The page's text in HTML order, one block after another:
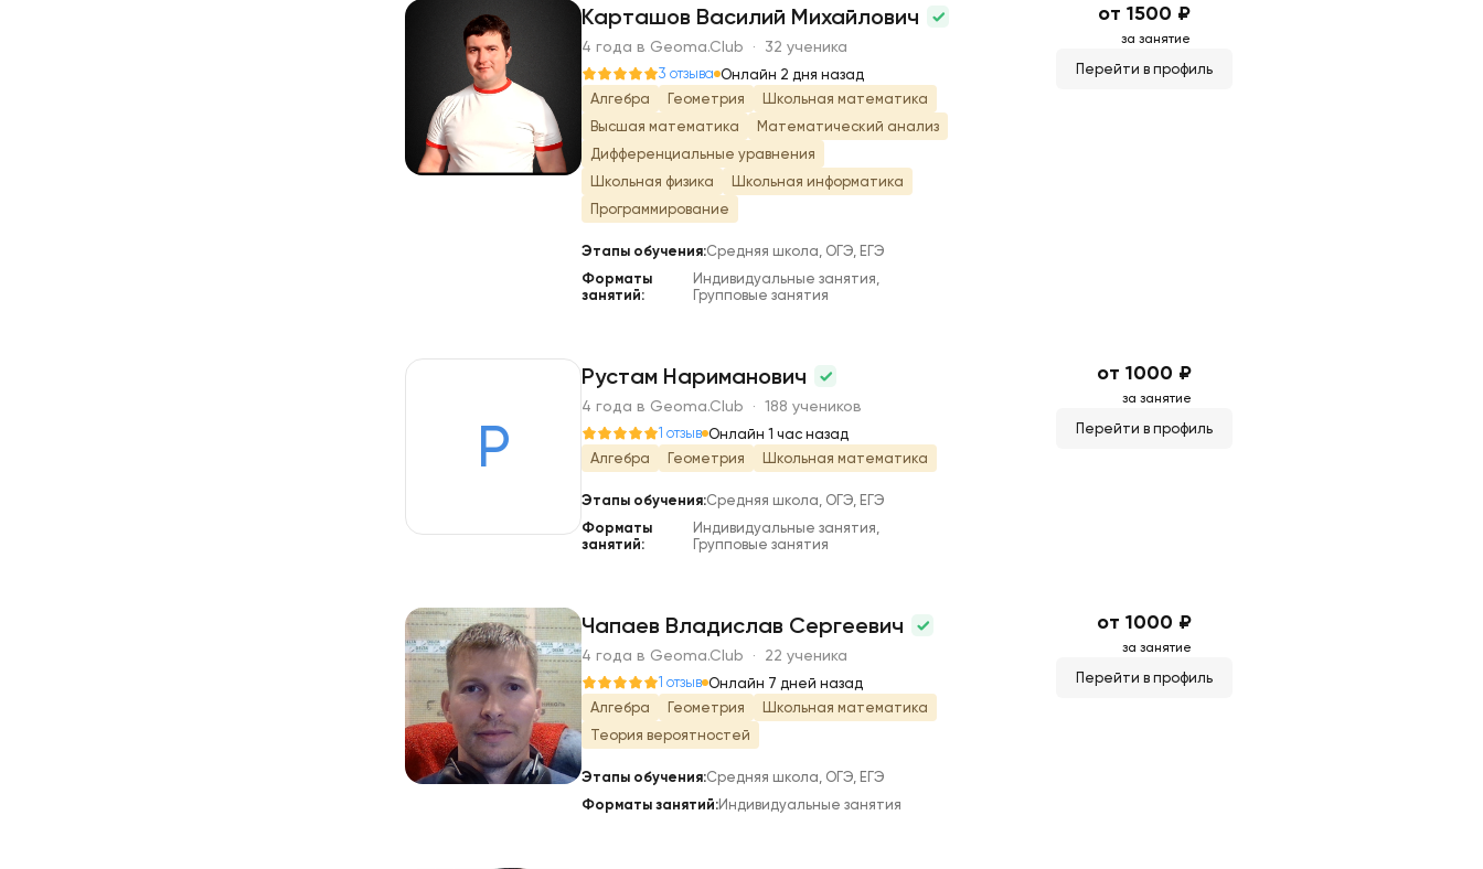
К
Карташов Василий Михайлович
4 года в Geoma.Club · 32 ученика
3 отзыва Онлайн 2 дня назад
Алгебра
Геометрия
Школьная математика
Высшая математика
Математический анализ
Дифференциальные уравнения
Школьная физика
Школьная информатика
Программирование
Этапы обучения:Средняя школа, ОГЭ, ЕГЭ
Форматы
занятий:
Индивидуальные занятия,
Групповые занятия
от 1500 ₽
за занятие
Перейти в профиль
Р
Рустам Нариманович
4 года в Geoma.Club · 188 учеников
1 отзыв Онлайн 1 час назад
Алгебра
Геометрия Школьная математика
Этапы обучения:Средняя школа, ОГЭ, ЕГЭ
Форматы
занятий:
Индивидуальные занятия,
Групповые занятия
от 1000 ₽
за занятие
Перейти в профиль
Ч
Чапаев Владислав Сергеевич
4 года в Geoma.Club · 22 ученика
1 отзыв Онлайн 7 дней назад
Алгебра
Геометрия
Школьная математика
Теория вероятностей
Этапы обучения:Средняя школа, ОГЭ, ЕГЭ
Форматы занятий:Индивидуальные занятия
от 1000 ₽
за занятие
Перейти в профиль